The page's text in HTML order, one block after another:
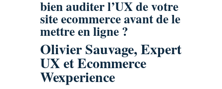
bien auditer l’UX de votre
site ecommerce avant de le
mettre en ligne ?
Olivier Sauvage, Expert
UX et Ecommerce
Wexperience